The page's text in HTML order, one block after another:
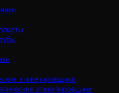
этикетировщики
этикетировщики